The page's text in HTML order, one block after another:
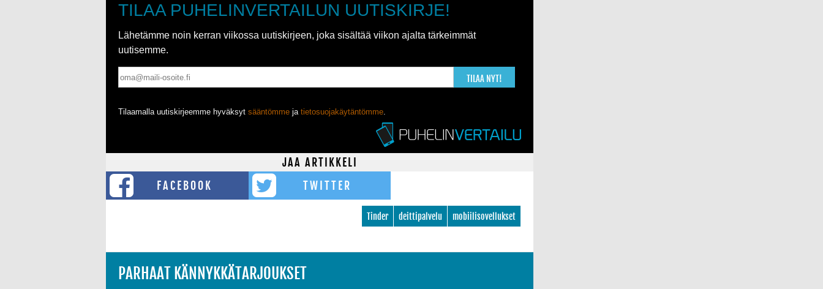
TILAA PUHELINVERTAILUN UUTISKIRJE!
Lähetämme noin kerran viikossa uutiskirjeen, joka sisältää viikon ajalta tärkeimmät
uutisemme.
TILAA NYT!
Tilaamalla uutiskirjeemme hyväksyt sääntömme ja tietosuojakäytäntömme.
JAA ARTIKKELI
FACEBOOK
TWITTER
mobiilisovellukset
deittipalvelu
Tinder
PARHAAT KÄNNYKKÄTARJOUKSET